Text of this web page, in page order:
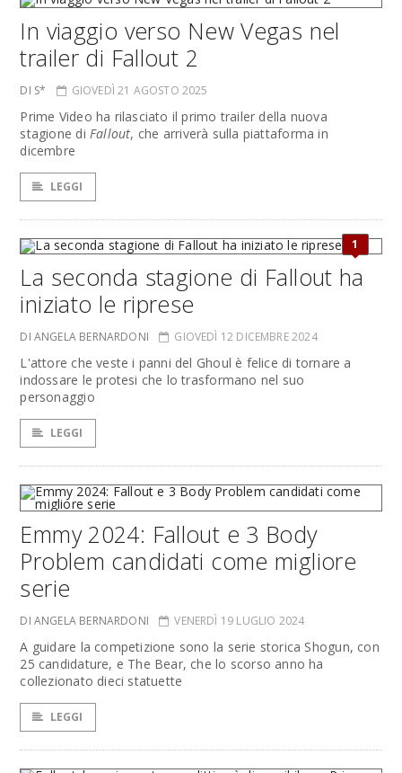
In viaggio verso New Vegas nel
trailer di Fallout 2
DI S* GIOVEDÌ 21 AGOSTO 2025
Prime Video ha rilasciato il primo trailer della nuova
stagione di Fallout, che arriverà sulla piattaforma in
dicembre
LEGGI
1
La seconda stagione di Fallout ha
iniziato le riprese
DI ANGELA BERNARDONI GIOVEDÌ 12 DICEMBRE 2024
L'attore che veste i panni del Ghoul è felice di tornare a
indossare le protesi che lo trasformano nel suo
personaggio
LEGGI
Emmy 2024: Fallout e 3 Body
Problem candidati come migliore
serie
DI ANGELA BERNARDONI VENERDÌ 19 LUGLIO 2024
A guidare la competizione sono la serie storica Shogun, con
25 candidature, e The Bear, che lo scorso anno ha
collezionato dieci statuette
LEGGI